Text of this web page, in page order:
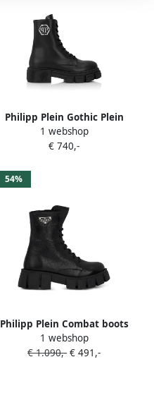
Philipp Plein Gothic Plein
veterlaarzen Zwart
1 webshop
€ 740,-
54%
Philipp Plein Combat boots
met logoplakkaat Zwart
1 webshop
€ 1.090,- € 491,-